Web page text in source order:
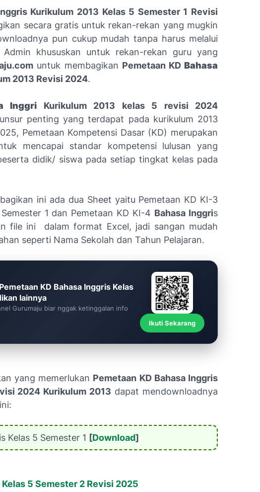
Kurikulum 2013 Kelas 5 Semester 1 Revisi
secara gratis untuk rekan-rekan yang mugkin
pun cukup mudah tanpa harus melalui
khususkan untuk rekan-rekan guru yang
untuk membagikan Pemetaan KDBahasa
2013 Revisi 2024.
Inggri Kurikulum 2013 kelas 5 revisi 2024
penting yang terdapat pada kurikulum 2013
Pemetaan Kompetensi Dasar (KD) merupakan
mencapai standar kompetensi lulusan yang
didik/ siswa pada setiap tingkat kelas pada
ini ada dua Sheet yaitu Pemetaan KD KI-3
1 dan Pemetaan KD KI-4 Bahasa Inggris
file ini dalam format Excel, jadi sangan mudah
seperti Nama Sekolah dan Tahun Pelajaran.
KD Bahasa Inggris Kelas
lainnya
Gurumaju biar nggak ketinggalan info
Ikuti Sekarang
yang memerlukan Pemetaan KD Bahasa Inggris
2024 Kurikulum 2013 dapat mendownloadnya
Kelas 5 Semester 1 [Download]
Kelas 5 Semester 2 Revisi 2025